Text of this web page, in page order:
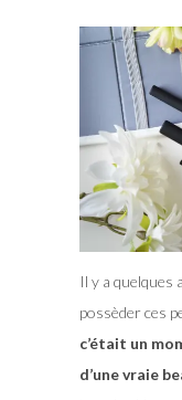
Il y a quelques
possèder ces
c’était un
d’une vraie